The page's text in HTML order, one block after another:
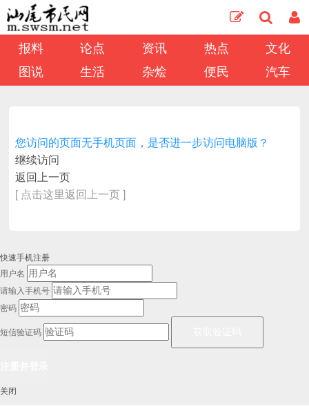
报料 论点 资讯 热点
文化
图说
生活 杂烩 便民 汽车
您访问的页面无手机页面，是否进一步访问电脑版？
继续访问
返回上一页
[ 点击这里返回上一页 ]
快速手机注册
用户名
请输入手机号
密码
短信验证码
关闭